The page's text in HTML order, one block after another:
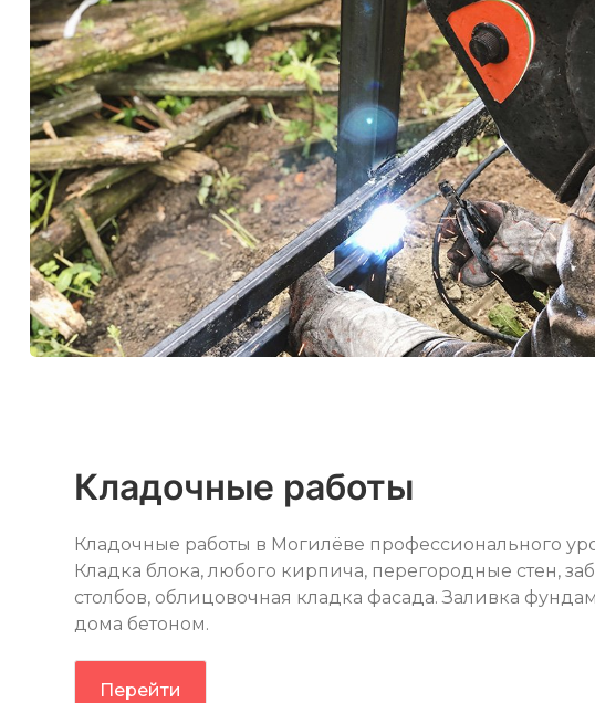
Кладочные работы
Кладочные работы в Могилёве профессионального
Кладка блока, любого кирпича, перегородные стен,
столбов, облицовочная кладка фасада. Заливка
дома бетоном.
Перейти